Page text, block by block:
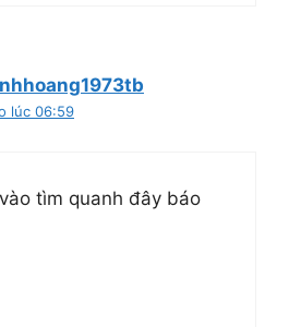
lúc 06:59
tìm quanh đây báo